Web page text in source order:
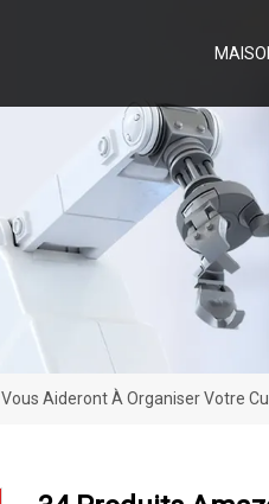
Aideront À Organiser Votre